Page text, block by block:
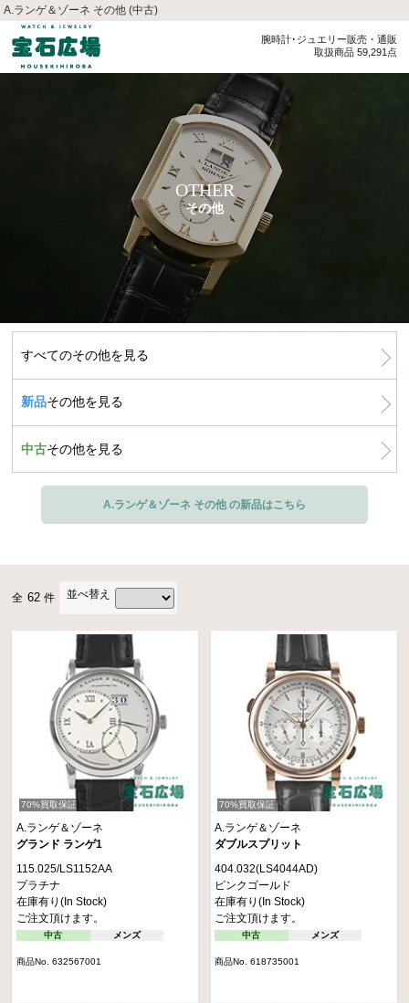
A.ランゲ＆ゾーネ その他 (中古)
腕時計･ジュエリー販売・通販
取扱商品 59,291点
OTHER
その他
すべてのその他を見る
新品その他を見る
中古その他を見る
A.ランゲ＆ゾーネ その他 の新品はこちら
全 62 件 並べ替え
70%買取保証
A.ランゲ＆ゾーネ
グランド ランゲ1
115.025/LS1152AA
プラチナ
在庫有り(In Stock)
ご注文頂けます。
中古 メンズ
商品No. 632567001
70%買取保証
A.ランゲ＆ゾーネ
ダブルスプリット
404.032(LS4044AD)
ピンクゴールド
在庫有り(In Stock)
ご注文頂けます。
中古 メンズ
商品No. 618735001